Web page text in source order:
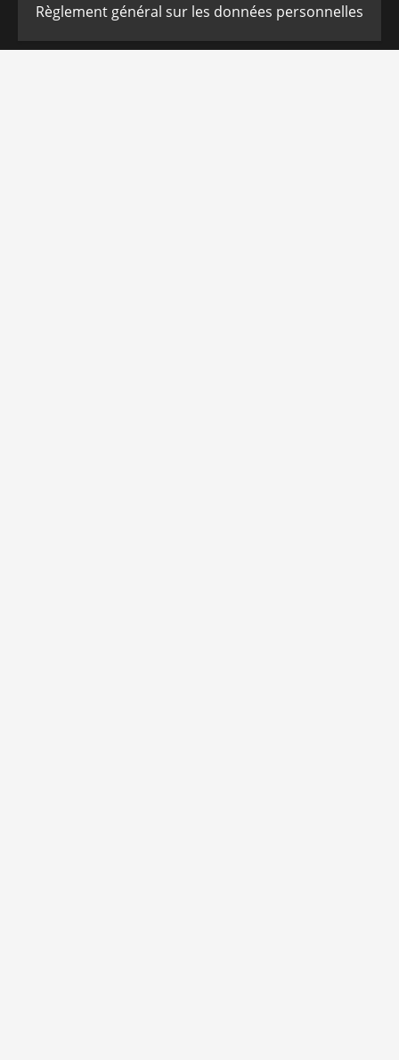
Règlement général sur les données personnelles